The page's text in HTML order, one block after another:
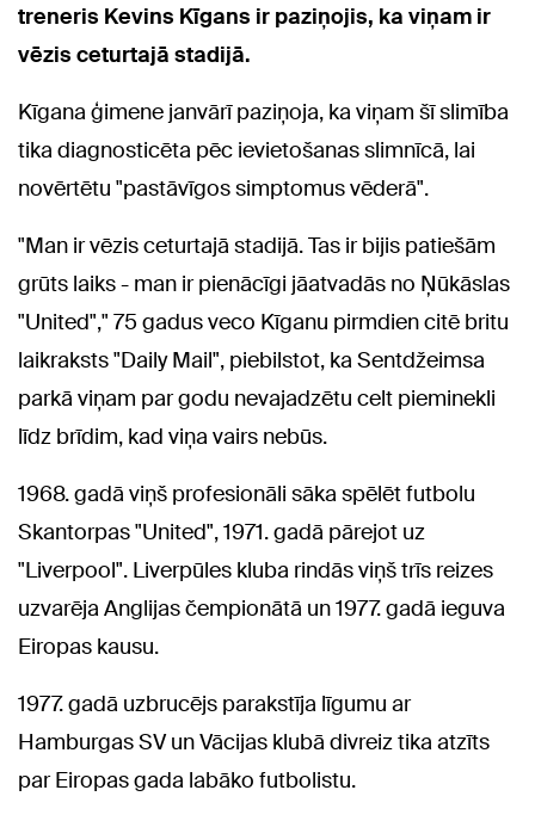
treneris Kevins Kīgans ir paziņojis, ka viņam ir
vēzis ceturtajā stadijā.
Kīgana ģimene janvārī paziņoja, ka viņam šī slimība
tika diagnosticēta pēc ievietošanas slimnīcā, lai
novērtētu "pastāvīgos simptomus vēderā".
"Man ir vēzis ceturtajā stadijā. Tas ir bijis patiešām
grūts laiks - man ir pienācīgi jāatvadās no Ņūkāslas
"United"," 75 gadus veco Kīganu pirmdien citē britu
laikraksts "Daily Mail", piebilstot, ka Sentdžeimsa
parkā viņam par godu nevajadzētu celt pieminekli
līdz brīdim, kad viņa vairs nebūs.
1968. gadā viņš profesionāli sāka spēlēt futbolu
Skantorpas "United", 1971. gadā pārejot uz
"Liverpool". Liverpūles kluba rindās viņš trīs reizes
uzvarēja Anglijas čempionātā un 1977. gadā ieguva
Eiropas kausu.
1977. gadā uzbrucējs parakstīja līgumu ar
Hamburgas SV un Vācijas klubā divreiz tika atzīts
par Eiropas gada labāko futbolistu.